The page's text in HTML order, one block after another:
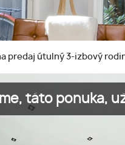
predaj útulný 3-izbový
táto ponuka,